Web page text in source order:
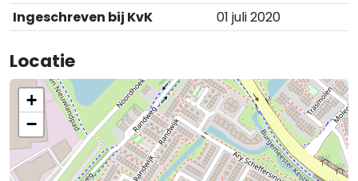
Ingeschreven bij KvK
01 juli 2020
Locatie
+
−